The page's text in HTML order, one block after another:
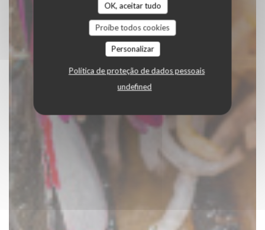
OK, aceitar tudo
Proíbe todos cookies
Personalizar
Política de proteção de dados pessoais
undefined